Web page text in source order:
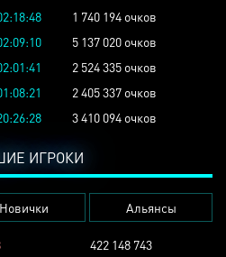
1 740 194 очков
5 137 020 очков
2 524 335 очков
2 405 337 очков
3 410 094 очков
ИГРОКИ
Новички Альянсы
422 148 743